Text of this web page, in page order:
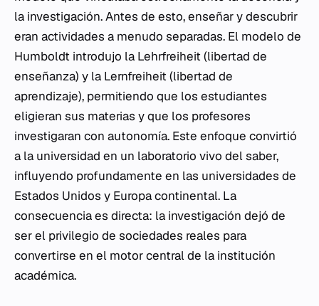
la investigación. Antes de esto, enseñar y descubrir
eran actividades a menudo separadas. El modelo de
Humboldt introdujo la Lehrfreiheit (libertad de
enseñanza) y la Lernfreiheit (libertad de
aprendizaje), permitiendo que los estudiantes
eligieran sus materias y que los profesores
investigaran con autonomía. Este enfoque convirtió
a la universidad en un laboratorio vivo del saber,
influyendo profundamente en las universidades de
Estados Unidos y Europa continental. La
consecuencia es directa: la investigación dejó de
ser el privilegio de sociedades reales para
convertirse en el motor central de la institución
académica.